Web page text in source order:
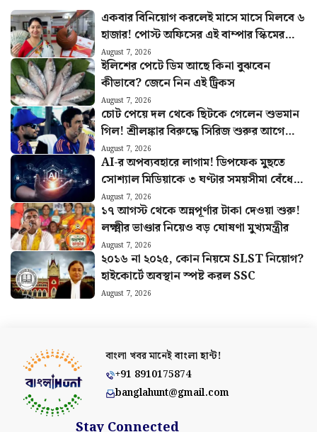
একবার বিনিয়োগ করলেই মাসে মাসে মিলবে ৬
হাজার! পোস্ট অফিসের এই বাম্পার স্কিমের
হিসাব বুঝুন
August 7, 2026
ইলিশের পেটে ডিম আছে কিনা বুঝবেন
কীভাবে? জেনে নিন এই ট্রিকস
August 7, 2026
চোট পেয়ে দল থেকে ছিটকে গেলেন শুভমান
গিল! শ্রীলঙ্কার বিরুদ্ধে সিরিজ শুরুর আগে
মাঠে নেমে চাপে ভারত
August 7, 2026
AI-র অপব্যবহারে লাগাম! ডিপফেক মুছতে
সোশ্যাল মিডিয়াকে ৩ ঘণ্টার সময়সীমা বেঁধে
দিল কেন্দ্র
August 7, 2026
১৭ আগস্ট থেকে অন্নপূর্ণার টাকা দেওয়া শুরু!
লক্ষ্মীর ভাণ্ডার নিয়েও বড় ঘোষণা মুখ্যমন্ত্রীর
August 7, 2026
২০১৬ না ২০২৫, কোন নিয়মে SLST নিয়োগ?
হাইকোর্টে অবস্থান স্পষ্ট করল SSC
August 7, 2026
বাংলা খবর মানেইবাংলা হান্ট!
+91 8910175874
banglahunt@gmail.com
Stay Connected